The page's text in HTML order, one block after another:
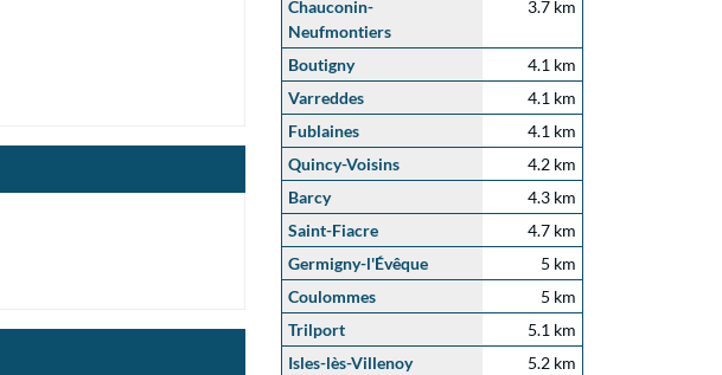
Chauconin-
Neufmontiers
3.7 km
Boutigny
4.1 km
Varreddes
4.1 km
Fublaines
4.1 km
Quincy-Voisins
4.2 km
Barcy
4.3 km
Saint-Fiacre
4.7 km
Germigny-l'Évêque
5 km
Coulommes
5 km
Trilport
5.1 km
Isles-lès-Villenoy
5.2 km